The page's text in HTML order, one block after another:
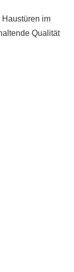
Haustüren im
Qualität